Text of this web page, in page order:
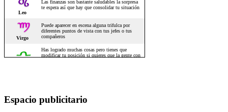
Espacio publicitario